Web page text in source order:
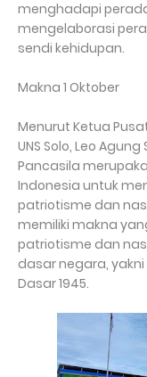
menghadapi
mengelaborasi
sendi kehidupan.
Makna 1 Oktober
Menurut Ketua
UNS Solo, Leo
Pancasila
Indonesia untuk
patriotisme dan
memiliki makna
patriotisme dan
dasar negara,
Dasar 1945.